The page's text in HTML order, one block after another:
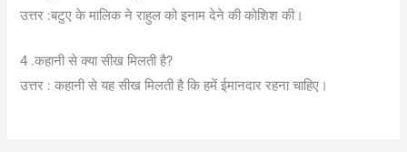
उत्तर :बटुए के मालिक ने राहुल को इनाम देने की कोशिश की।
4 .कहानी से क्या सीख मिलती है?
उत्तर : कहानी से यह सीख मिलती है कि हमें ईमानदार रहना चाहिए।